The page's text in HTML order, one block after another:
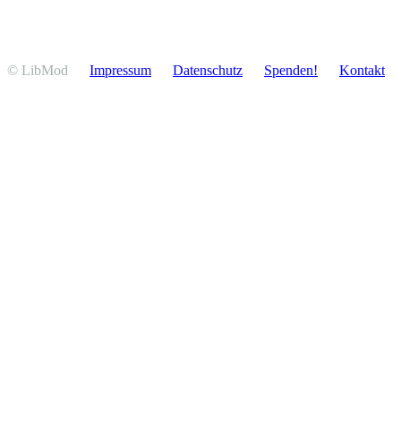
© LibMod Impressum Daten­schutz Spenden! Kontakt